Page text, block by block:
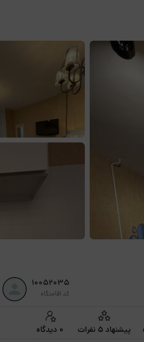
10052035
کد اقامتگاه
پیشنهاد 5 نفرات 0 دیدگاه